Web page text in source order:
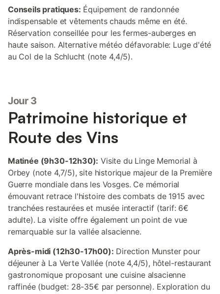
Conseils pratiques: Équipement de randonnée
indispensable et vêtements chauds même en été.
Réservation conseillée pour les fermes-auberges en
haute saison. Alternative météo défavorable: Luge d'été
au Col de la Schlucht (note 4,4/5).
Jour 3
Patrimoine historique et
Route des Vins
Matinée (9h30-12h30): Visite du Linge Memorial à
Orbey (note 4,7/5), site historique majeur de la Première
Guerre mondiale dans les Vosges. Ce mémorial
émouvant retrace l'histoire des combats de 1915 avec
tranchées restaurées et musée interactif (tarif: 6€
adulte). La visite offre également un point de vue
remarquable sur la vallée alsacienne.
Après-midi (12h30-17h00): Direction Munster pour
déjeuner à La Verte Vallée (note 4,4/5), hôtel-restaurant
gastronomique proposant une cuisine alsacienne
raffinée (budget: 28-35€ par personne). Exploration du